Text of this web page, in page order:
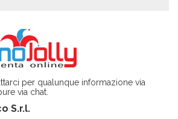
per qualunque informazione via
via chat.
S.r.l.